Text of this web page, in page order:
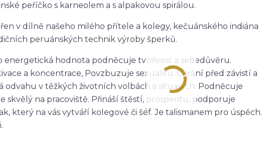
peříčko s karneolem a s alpakovou spirálou.
v dílně našeho milého přítele a kolegy, kečuánského indiána
peruánských technik výroby šperků.
energetická hodnota podněcuje tvořivost a sebedůvěru.
a koncentrace, Povzbuzuje sexualitu. Chrání před závistí a
odvahu v těžkých životních volbách a situacích. Podněcuje
skvělý na pracoviště. Přináší štěstí, prosperitu, podporuje
který na vás vytváří kolegové či šéf. Je talismanem pro úspěch.